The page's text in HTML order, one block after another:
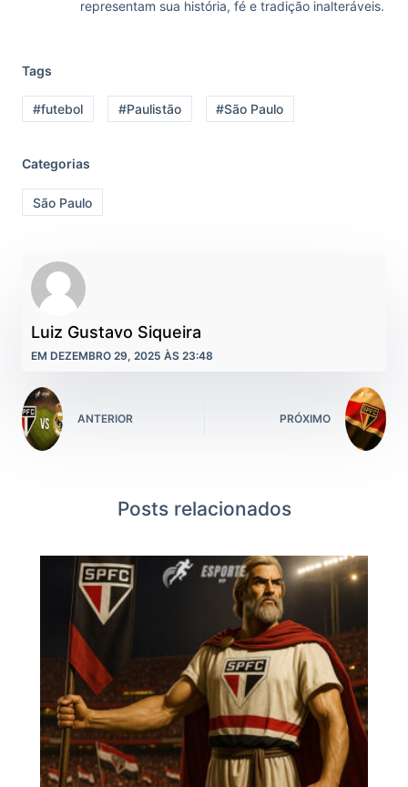
representam sua história, fé e tradição inalteráveis.
Tags
#futebol #Paulistão #São Paulo
Categorias
São Paulo
Luiz Gustavo Siqueira
EM DEZEMBRO 29, 2025 ÀS 23:48
ANTERIOR PRÓXIMO
Posts relacionados